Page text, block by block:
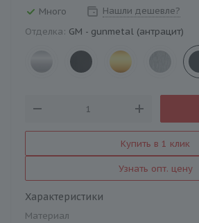
Много
Нашли дешевле?
Отделка: GM - gunmetal (антрацит)
Купить в 1 клик
Узнать опт. цену
Характеристики
Материал